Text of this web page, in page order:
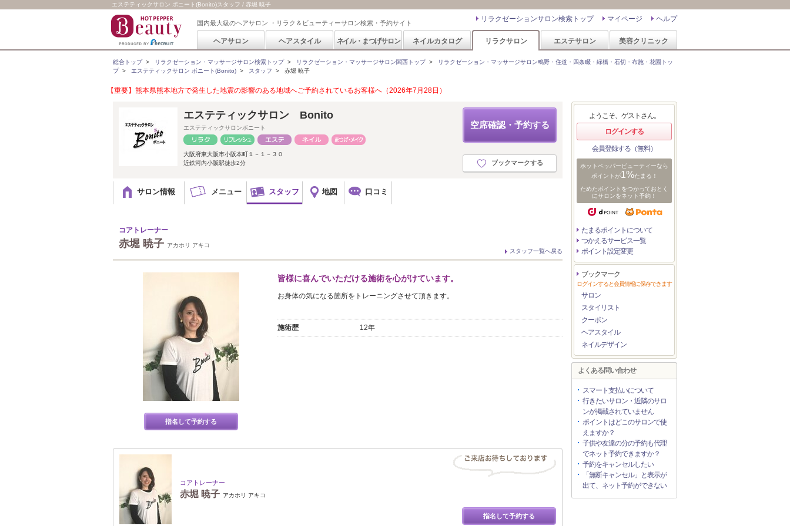
エステティックサロン ボニート(Bonito)スタッフ / 赤堀 暁子
国内最大級のヘアサロン ・リラク＆ビューティーサロン検索・予約サイト ヘルプ
マイページ
リラクゼーションサロン検索トップ
ヘアサロン ヘアスタイル ネイル・まつげサロン ネイルカタログ リラクサロン エステサロン 美容クリニック
総合トップ> リラクゼーション・マッサージサロン検索トップ> リラクゼーション・マッサージサロン関西トップ>
リラクゼーション・マッサージサロン鴫野・住道・四条畷・緑橋・石切・布施・花園トッ
プ> エステティックサロン ボニート(Bonito) > スタッフ > 赤堀 暁子
【重要】熊本県熊本地方で発生した地震の影響のある地域へご予約されているお客様へ（2026年7月28日）
空席確認・予約する
ブックマークする
エステティックサロン Bonito
エステティックサロンボニート
大阪府東大阪市小阪本町１－１－３０
近鉄河内小阪駅徒歩2分
サロン情報 メニュー スタッフ 地図 口コミ
コアトレーナー
赤堀 暁子 アカホリ アキコ
スタッフ一覧へ戻る
指名して予約する
皆様に喜んでいただける施術を心がけています。
お身体の気になる箇所をトレーニングさせて頂きます。
施術歴 12年
コアトレーナー
赤堀 暁子 アカホリ アキコ
指名して予約する
ようこそ、ゲストさん。
ログインする
会員登録する（無料）
ホットペッパービューティーなら
ポイントが1%たまる！
ためたポイントをつかっておとく
にサロンをネット予約！
たまるポイントについて
つかえるサービス一覧
ポイント設定変更
ブックマーク
ログインすると会員情報に保存できます
サロン
スタイリスト
クーポン
ヘアスタイル
ネイルデザイン
よくある問い合わせ
スマート支払いについて
行きたいサロン・近隣のサロ
ンが掲載されていません
ポイントはどこのサロンで使
えますか？
子供や友達の分の予約も代理
でネット予約できますか？
予約をキャンセルしたい
「無断キャンセル」と表示が
出て、ネット予約ができない